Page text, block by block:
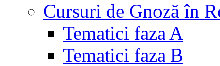
Cursuri de Gnoză în
Tematici faza A
Tematici faza B